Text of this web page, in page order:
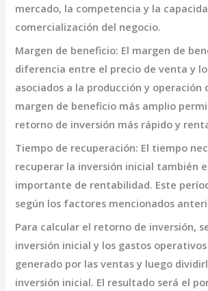
mercado, la competencia y la
comercialización del negocio.
Margen de beneficio: El margen de
diferencia entre el precio de venta y
asociados a la producción y operación
margen de beneficio más amplio
retorno de inversión más rápido y
Tiempo de recuperación: El tiempo
recuperar la inversión inicial también
importante de rentabilidad. Este
según los factores mencionados
Para calcular el retorno de inversión,
inversión inicial y los gastos
generado por las ventas y luego
inversión inicial. El resultado será el